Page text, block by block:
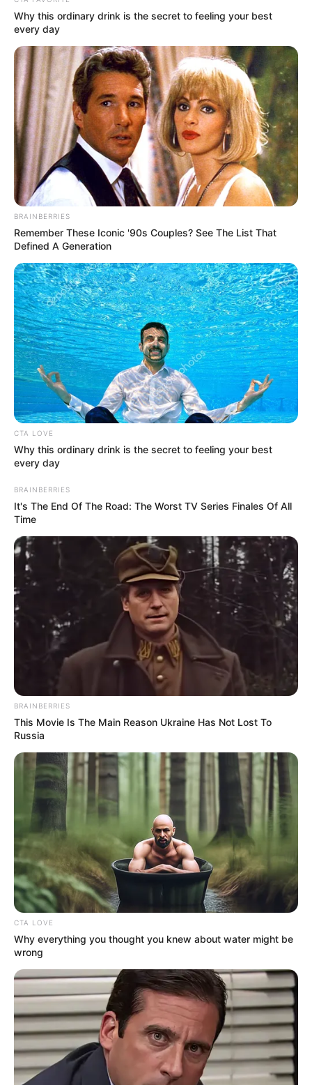
12. ,,Leírhatatlan érzés itt ülni.”
13. ,,Rendet raktam a szobámban és most minden olyan tiszta és
kényelmes lett.”
14. Néha a lányoknak is szükségük van néhány trükkre.